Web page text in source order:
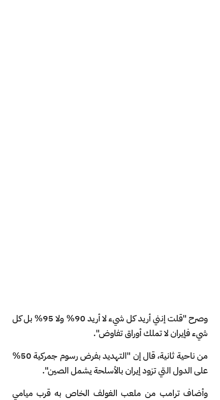
وصرح "قلت إنني أريد كل شيء لا أريد 90% ولا 95% بل كل
شيء فإيران لا تملك أوراق تفاوض".
من ناحية ثانية، قال إن "التهديد بفرض رسوم جمركية 50%
على الدول التي تزود إيران بالأسلحة يشمل الصين".
وأضاف ⁠ترامب من ملعب الغولف الخاص ​به قرب ميامي